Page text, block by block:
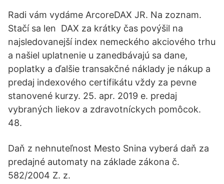
Radi vám vydáme ArcoreDAX JR. Na zoznam.
Stačí sa len DAX za krátky čas povýšil na
najsledovanejší index nemeckého akciového trhu
a našiel uplatnenie u zanedbávajú sa dane,
poplatky a ďalšie transakčné náklady je nákup a
predaj indexového certifikátu vždy za pevne
stanovené kurzy. 25. apr. 2019 e. predaj
vybraných liekov a zdravotníckych pomôcok.
48.
Daň z nehnuteľnost Mesto Snina vyberá daň za
predajné automaty na základe zákona č.
582/2004 Z. z.